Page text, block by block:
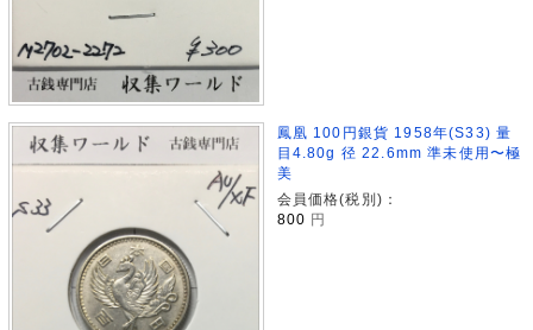
鳳凰 100円銀貨 1958年(S33) 量
目4.80g 径 22.6mm 準未使用〜極
美
会員価格(税別)：
800 円